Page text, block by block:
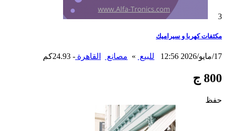
3
مكثفات كهربا و سيراميك
17/مايو/2026 12:56 للبيع » مصانع القاهرة - 24.93كم
800 ج
حفظ